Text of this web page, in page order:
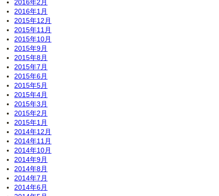
2016年2月
2016年1月
2015年12月
2015年11月
2015年10月
2015年9月
2015年8月
2015年7月
2015年6月
2015年5月
2015年4月
2015年3月
2015年2月
2015年1月
2014年12月
2014年11月
2014年10月
2014年9月
2014年8月
2014年7月
2014年6月